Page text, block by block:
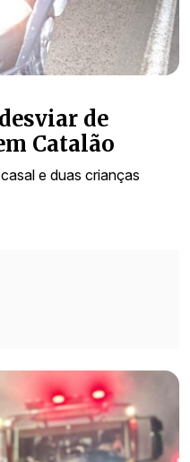
de
Catalão
e duas crianças